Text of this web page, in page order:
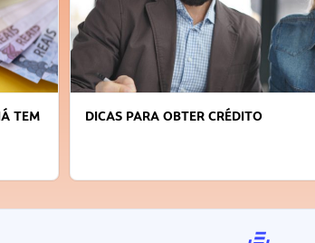
TEM
DICAS PARA OBTER CRÉDITO